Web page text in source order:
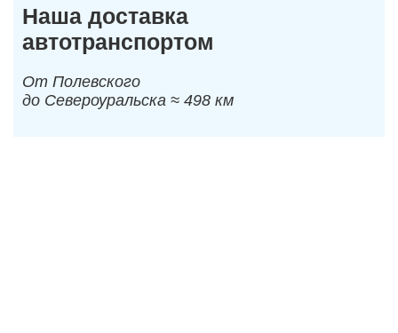
Наша доставка
автотранспортом
От Полевского
до Североуральска ≈ 498 км